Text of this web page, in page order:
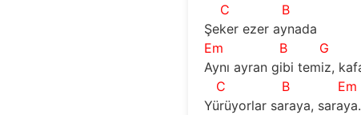
C
B
Şeker ezer aynada
Em
B G
Aynı ayran gibi temiz,
C
B
Em
Yürüyorlar saraya, saraya.